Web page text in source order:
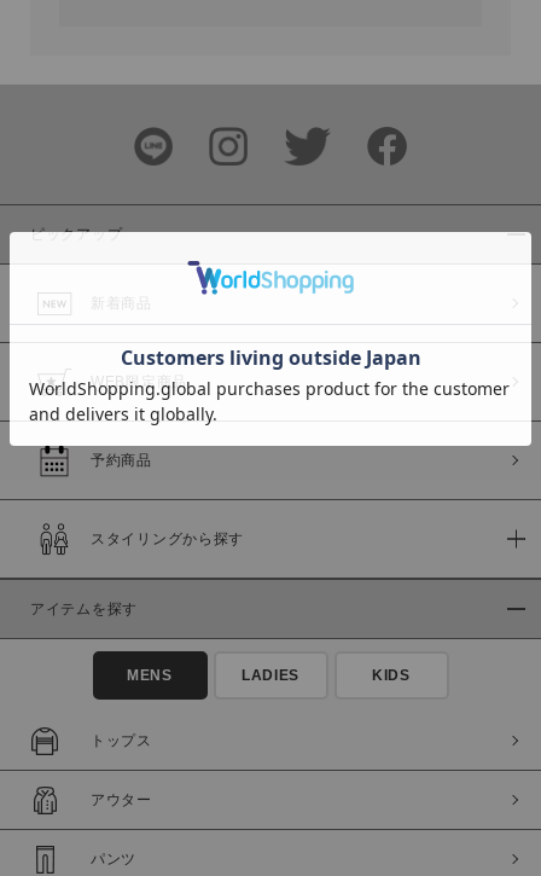
価格
商品タイプ
通常商品
在庫
在庫あり 在庫なし含む
ピックアップ
新着商品
WEB限定商品
予約商品
スタイリングから探す
アイテムを探す
MENS LADIES KIDS
トップス
アウター
パンツ